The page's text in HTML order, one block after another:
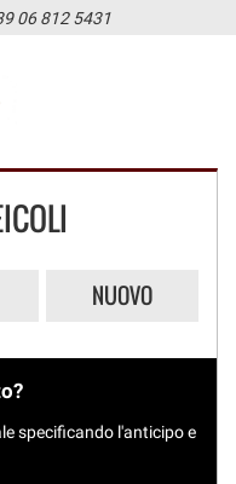
06 812 5431
NUOVO
specificando l'anticipo e